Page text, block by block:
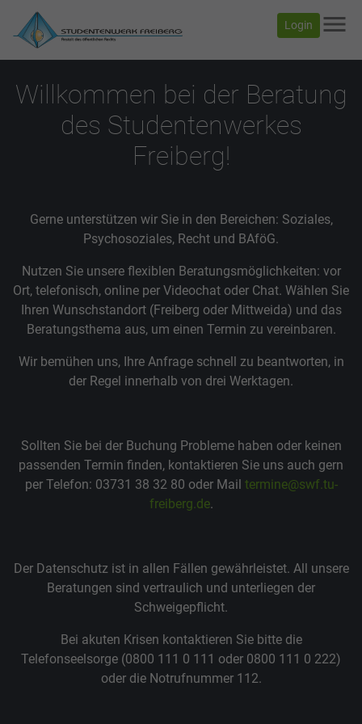
Login menu
Willkommen bei der Beratung
des Studentenwerkes
Freiberg!
Gerne unterstützen wir Sie in den Bereichen: Soziales,
Psychosoziales, Recht und BAföG.
Nutzen Sie unsere flexiblen Beratungsmöglichkeiten: vor
Ort, telefonisch, online per Videochat oder Chat. Wählen Sie
Ihren Wunschstandort (Freiberg oder Mittweida) und das
Beratungsthema aus, um einen Termin zu vereinbaren.
Wir bemühen uns, Ihre Anfrage schnell zu beantworten, in
der Regel innerhalb von drei Werktagen.
Sollten Sie bei der Buchung Probleme haben oder keinen
passenden Termin finden, kontaktieren Sie uns auch gern
per Telefon: 03731 38 32 80 oder Mail termine@swf.tu-
freiberg.de.
Der Datenschutz ist in allen Fällen gewährleistet. All unsere
Beratungen sind vertraulich und unterliegen der
Schweigepflicht.
Bei akuten Krisen kontaktieren Sie bitte die
Telefonseelsorge (0800 111 0 111 oder 0800 111 0 222)
oder die Notrufnummer 112.